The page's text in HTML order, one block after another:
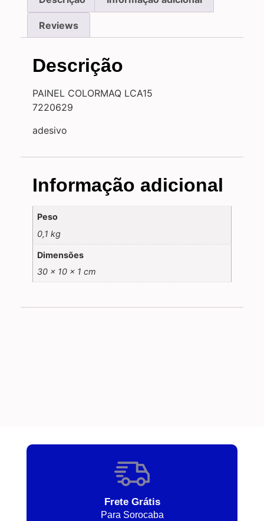
Reviews
Descrição
PAINEL COLORMAQ LCA15
7220629
adesivo
Informação adicional
Peso
0,1 kg
Dimensões
30 × 10 × 1 cm
Frete Grátis
Para Sorocaba